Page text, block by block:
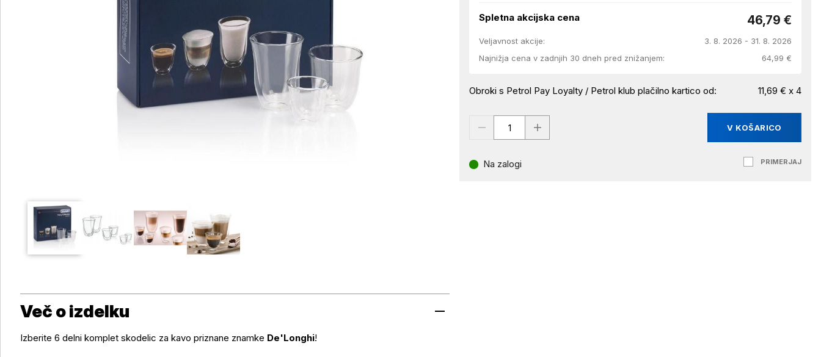
Spletna akcijska cena 46,79 €
Veljavnost akcije:
3. 8. 2026 - 31. 8. 2026
Najnižja cena v zadnjih 30 dneh pred znižanjem:
64,99 €
Obroki s Petrol Pay Loyalty / Petrol klub plačilno kartico od: 11,69 € x 4
V KOŠARICO
Na zalogi PRIMERJAJ
Več o izdelku
Izberite 6 delni komplet skodelic za kavo priznane znamke De'Longhi!